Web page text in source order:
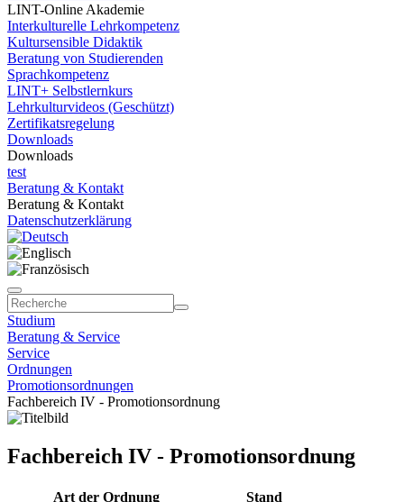
LINT-Online Akademie
Interkulturelle Lehrkompetenz
Kultursensible Didaktik
Beratung von Studierenden
Sprachkompetenz
LINT+ Selbstlernkurs
Lehrkulturvideos (Geschützt)
Zertifikatsregelung
Downloads
Downloads
test
Beratung & Kontakt
Beratung & Kontakt
Datenschutzerklärung
Studium
Beratung & Service
Service
Ordnungen
Promotionsordnungen
Fachbereich IV - Promotionsordnung
Fachbereich IV - Promotionsordnung
Art der Ordnung
Stand